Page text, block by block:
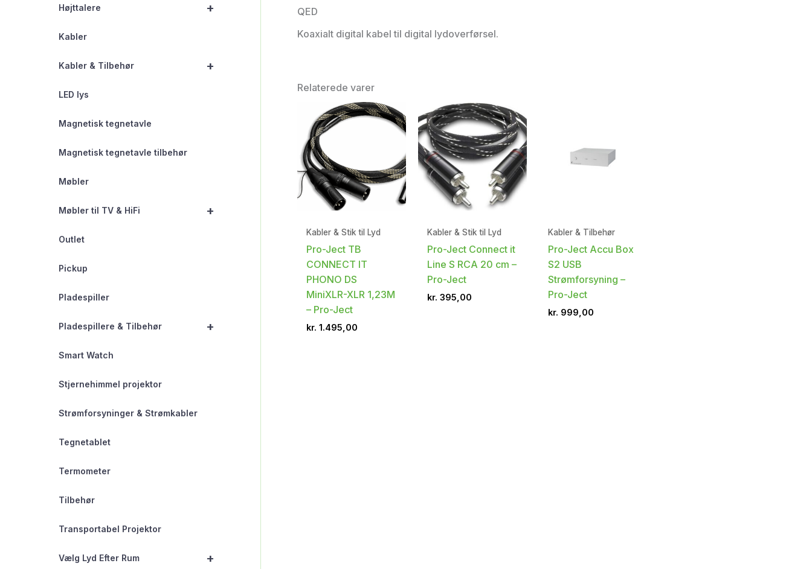
+
Højttalere
Kabler
+
Kabler & Tilbehør
LED lys
Magnetisk tegnetavle
Magnetisk tegnetavle tilbehør
Møbler
+
Møbler til TV & HiFi
Outlet
Pickup
Pladespiller
+
Pladespillere & Tilbehør
Smart Watch
Stjernehimmel projektor
Strømforsyninger & Strømkabler
Tegnetablet
Termometer
Tilbehør
Transportabel Projektor
+
Vælg Lyd Efter Rum
QED
Koaxialt digital kabel til digital lydoverførsel.
Relaterede varer
Kabler & Stik til Lyd
Pro-Ject TB
CONNECT IT
PHONO DS
MiniXLR-XLR 1,23M
– Pro-Ject
kr. 1.495,00
Kabler & Stik til Lyd
Pro-Ject Connect it
Line S RCA 20 cm –
Pro-Ject
kr. 395,00
Kabler & Tilbehør
Pro-Ject Accu Box
S2 USB
Strømforsyning –
Pro-Ject
kr. 999,00